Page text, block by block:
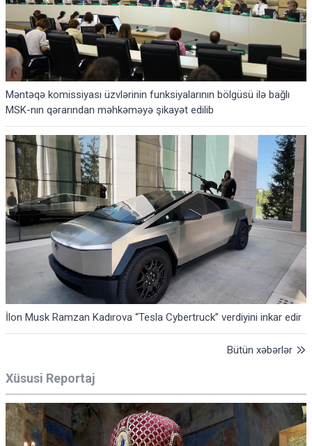
Məntəqə komissiyası üzvlərinin funksiyalarının bölgüsü ilə bağlı
MSK-nın qərarından məhkəməyə şikayət edilib
İlon Musk Ramzan Kadırova “Tesla Cybertruck” verdiyini inkar edir
Bütün xəbərlər
Xüsusi Reportaj